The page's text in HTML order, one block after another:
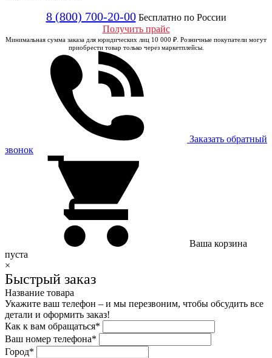
8 (800) 700-20-00 Бесплатно по России
Получить прайс
Минимальная сумма заказа для юридических лиц 10 000 ₽. Розничные покупатели могут
приобрести товар только через маркетплейсы.
Заказать обратный
звонок
Ваша корзина
пуста
×
Быстрый заказ
Название товара
Укажите ваш телефон – и мы перезвоним, чтобы обсудить все
детали и оформить заказ!
Как к вам обращаться*
Ваш номер телефона*
Город*